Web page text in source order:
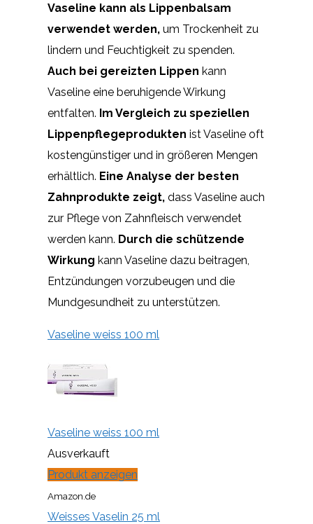
Vaseline kann als Lippenbalsam
verwendet werden, um Trockenheit zu
lindern und Feuchtigkeit zu spenden.
Auch bei gereizten Lippen kann
Vaseline eine beruhigende Wirkung
entfalten. Im Vergleich zu speziellen
Lippenpflegeprodukten ist Vaseline oft
kostengünstiger und in größeren Mengen
erhältlich. Eine Analyse der besten
Zahnprodukte zeigt, dass Vaseline auch
zur Pflege von Zahnfleisch verwendet
werden kann. Durch die schützende
Wirkung kann Vaseline dazu beitragen,
Entzündungen vorzubeugen und die
Mundgesundheit zu unterstützen.
Vaseline weiss 100 ml
Vaseline weiss 100 ml
Ausverkauft
Produkt anzeigen
Amazon.de
Weisses Vaselin 25 ml